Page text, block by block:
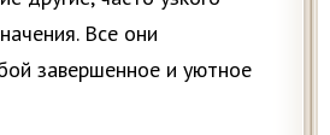
Все они
завершенное и уютное